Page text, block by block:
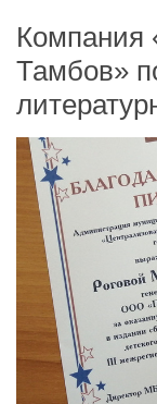
Компания
Тамбов»